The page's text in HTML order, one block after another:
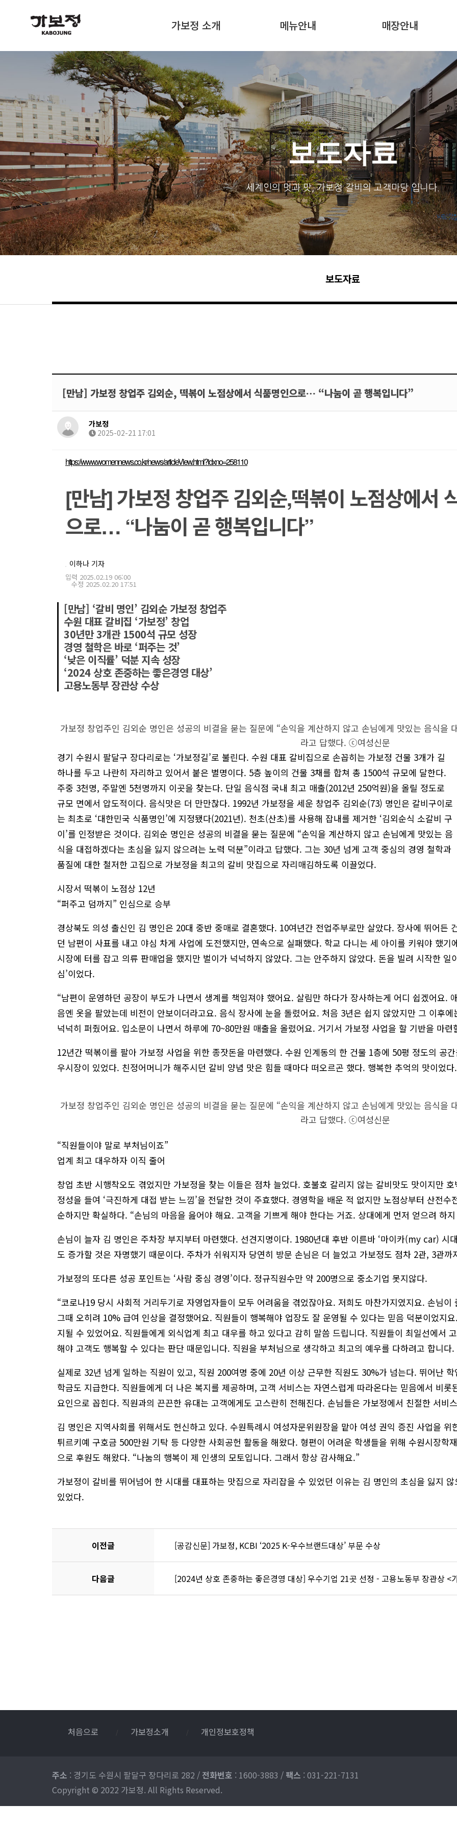
가보정 소개 메뉴안내
매장안내
쇼핑몰
보도자료
세계인의 멋과 맛, 가보정 갈비의 고객마당 입니다.
보도자료
[만남] 가보정 창업주 김외순, 떡볶이 노점상에서 식품명인으로… “나눔이 곧 행복입니다”
가보정
2025-02-21 17:01
https://www.womennews.co.kr/news/articleView.html?idxno=258110
[만남] 가보정 창업주 김외순,떡볶이 노점상에서
으로… “나눔이 곧 행복입니다”
이하나 기자
입력 2025.02.19 06:00
수정 2025.02.20 17:51
[만남] ‘갈비 명인’ 김외순 가보정 창업주
수원 대표 갈비집 ‘가보정’ 창업
30년만 3개관 1500석 규모 성장
경영 철학은 바로 ‘퍼주는 것’
‘낮은 이직률’ 덕분 지속 성장
‘2024 상호 존중하는 좋은경영 대상’
고용노동부 장관상 수상
가보정 창업주인 김외순 명인은 성공의 비결을 묻는 질문에 “손익을 계산하지 않고 손님에게 맛있는 음식을
라고 답했다. ⓒ여성신문
경기 수원시 팔달구 장다리로는 ‘가보정길’로 불린다. 수원 대표 갈비집으로 손꼽히는 가보정 건물 3개가 길
하나를 두고 나란히 자리하고 있어서 붙은 별명이다. 5층 높이의 건물 3채를 합쳐 총 1500석 규모에 달한다.
주중 3천명, 주말엔 5천명까지 이곳을 찾는다. 단일 음식점 국내 최고 매출(2012년 250억원)을 올릴 정도로
규모 면에서 압도적이다. 음식맛은 더 만만찮다. 1992년 가보정을 세운 창업주 김외순(73) 명인은 갈비구이로
는 최초로 ‘대한민국 식품명인’에 지정됐다(2021년). 천초(산초)를 사용해 잡내를 제거한 ‘김외순식 소갈비 구
이’를 인정받은 것이다. 김외순 명인은 성공의 비결을 묻는 질문에 “손익을 계산하지 않고 손님에게 맛있는 음
식을 대접하겠다는 초심을 잃지 않으려는 노력 덕분”이라고 답했다. 그는 30년 넘게 고객 중심의 경영 철학과
품질에 대한 철저한 고집으로 가보정을 최고의 갈비 맛집으로 자리매김하도록 이끌었다.
시장서 떡볶이 노점상 12년
“퍼주고 덤까지” 인심으로 승부
경상북도 의성 출신인 김 명인은 20대 중반 중매로 결혼했다. 10여년간 전업주부로만 살았다. 장사에 뛰어든
던 남편이 사표를 내고 야심 차게 사업에 도전했지만, 연속으로 실패했다. 학교 다니는 세 아이를 키워야 했
시장에 터를 잡고 의류 판매업을 했지만 벌이가 넉넉하지 않았다. 그는 안주하지 않았다. 돈을 빌려 시작한 일
심’이었다.
“남편이 운영하던 공장이 부도가 나면서 생계를 책임져야 했어요. 살림만 하다가 장사하는게 어디 쉽겠어요.
음엔 옷을 팔았는데 비전이 안보이더라고요. 음식 장사에 눈을 돌렸어요. 처음 3년은 쉽지 않았지만 그 이후
넉넉히 퍼줬어요. 입소문이 나면서 하루에 70~80만원 매출을 올렸어요. 거기서 가보정 사업을 할 기반을 마련
12년간 떡볶이를 팔아 가보정 사업을 위한 종잣돈을 마련했다. 수원 인계동의 한 건물 1층에 50평 정도의 공
우시장이 있었다. 친정어머니가 해주시던 갈비 양념 맛은 힘들 때마다 떠오르곤 했다. 행복한 추억의 맛이었
가보정 창업주인 김외순 명인은 성공의 비결을 묻는 질문에 “손익을 계산하지 않고 손님에게 맛있는 음식을
라고 답했다. ⓒ여성신문
“직원들이야 말로 부처님이죠”
업계 최고 대우하자 이직 줄어
창업 초반 시행착오도 겪었지만 가보정을 찾는 이들은 점차 늘었다. 호불호 갈리지 않는 갈비맛도 맛이지만
정성을 들여 ‘극진하게 대접 받는 느낌’을 전달한 것이 주효했다. 경영학을 배운 적 없지만 노점상부터 산전
순하지만 확실하다. “손님의 마음을 읊어야 해요. 고객을 기쁘게 해야 한다는 거죠. 상대에게 먼저 얻으려 하
손님이 늘자 김 명인은 주차장 부지부터 마련했다. 선견지명이다. 1980년대 후반 이른바 ‘마이카(my car) 시
도 증가할 것은 자명했기 때문이다. 주차가 쉬워지자 당연히 방문 손님은 더 늘었고 가보정도 점차 2관, 3관까
가보정의 또다른 성공 포인트는 ‘사람 중심 경영’이다. 정규직원수만 약 200명으로 중소기업 못지않다.
“코로나19 당시 사회적 거리두기로 자영업자들이 모두 어려움을 겪었잖아요. 저희도 마찬가지였지요. 손님
그때 오히려 10% 급여 인상을 결정했어요. 직원들이 행복해야 업장도 잘 운영될 수 있다는 믿음 덕분이었지
지될 수 있었어요. 직원들에게 외식업계 최고 대우를 하고 있다고 감히 말씀 드립니다. 직원들이 최일선에서
해야 고객도 행복할 수 있다는 판단 때문입니다. 직원을 부처님으로 생각하고 최고의 예우를 다하려고 합니다
실제로 32년 넘게 일하는 직원이 있고, 직원 200여명 중에 20년 이상 근무한 직원도 30%가 넘는다. 뛰어난
학금도 지급한다. 직원들에게 더 나은 복지를 제공하며, 고객 서비스는 자연스럽게 따라온다는 믿음에서 비
요인으로 꼽힌다. 직원과의 끈끈한 유대는 고객에게도 고스란히 전해진다. 손님들은 가보정에서 친절한 서비
김 명인은 지역사회를 위해서도 헌신하고 있다. 수원특례시 여성자문위원장을 맡아 여성 권익 증진 사업을
튀르키예 구호금 500만원 기탁 등 다양한 사회공헌 활동을 해왔다. 형편이 어려운 학생들을 위해 수원시장학
으로 후원도 해왔다. “나눔의 행복이 제 인생의 모토입니다. 그래서 항상 감사해요.”
가보정이 갈비를 뛰어넘어 한 시대를 대표하는 맛집으로 자리잡을 수 있었던 이유는 김 명인의 초심을 잃지
있었다.
이전글 [공감신문] 가보정, KCBI ‘2025 K-우수브랜드대상’ 부문 수상
다음글 [2024년 상호 존중하는 좋은경영 대상] 우수기업 21곳 선정 - 고용노동부 장관상 <
처음으로 가보정소개 개인정보호정책
주소 : 경기도 수원시 팔달구 장다리로 282 / 전화번호 : 1600-3883 / 팩스 : 031-221-7131
Copyright © 2022 가보정. All Rights Reserved.